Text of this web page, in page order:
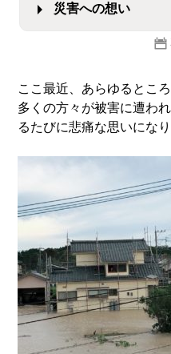
災害への想い
ここ最近、あらゆるとこ
多くの方々が被害に遭わ
るたびに悲痛な思いになり